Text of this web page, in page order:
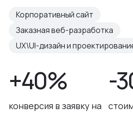
Корпоративный сайт
Заказная веб-разработка
UX\UI-дизайн и
+40%
конверсия в заявку на
-